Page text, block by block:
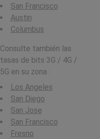
San Francisco
Austin
Columbus
Consulte también las
tasas de bits 3G / 4G /
5G en su zona :
Los Angeles
San Diego
San Jose
San Francisco
Fresno